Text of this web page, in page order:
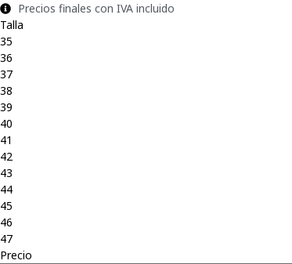
Precios finales con IVA incluido
Talla
35
36
37
38
39
40
41
42
43
44
45
46
47
Precio